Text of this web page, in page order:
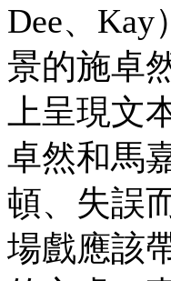
Dee、
景的施卓
上呈現
卓然和馬
頓、失誤
場戲應該